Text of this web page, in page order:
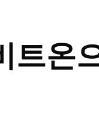
트온